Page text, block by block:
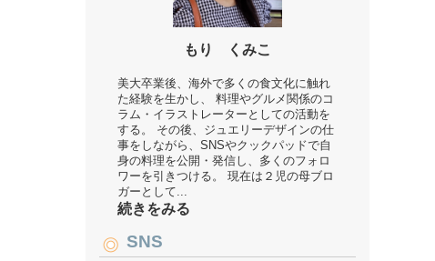
もり くみこ
美大卒業後、海外で多くの食文化に触れ
た経験を生かし、 料理やグルメ関係のコ
ラム・イラストレーターとしての活動を
する。 その後、ジュエリーデザインの仕
事をしながら、SNSやクックパッドで自
身の料理を公開・発信し、多くのフォロ
ワーを引きつける。 現在は２児の母ブロ
ガーとして...
続きをみる
SNS